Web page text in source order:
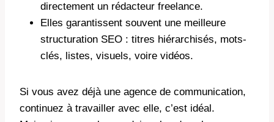
directement un rédacteur freelance.
Elles garantissent souvent une meilleure
structuration SEO : titres hiérarchisés, mots-
clés, listes, visuels, voire vidéos.
Si vous avez déjà une agence de communication,
continuez à travailler avec elle, c’est idéal.